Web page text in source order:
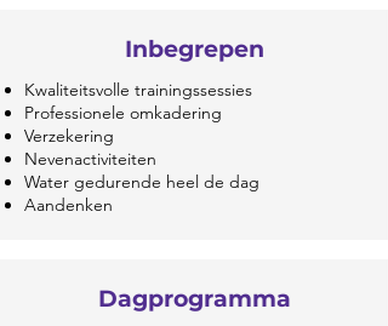
Inbegrepen
Kwaliteitsvolle trainingssessies
Professionele omkadering
Verzekering
Nevenactiviteiten
Water gedurende heel de dag
Aandenken
Dagprogramma